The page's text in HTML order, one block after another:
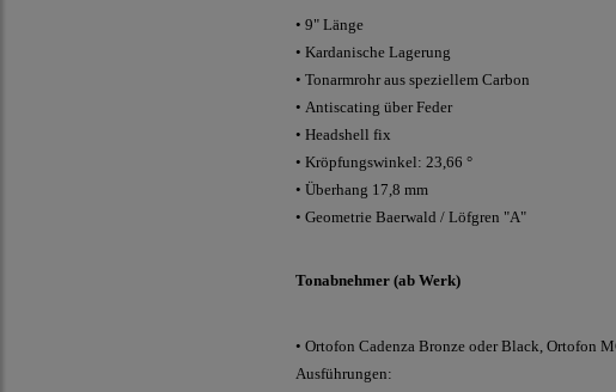
• 9" Länge
• Kardanische Lagerung
• Tonarmrohr aus speziellem Carbon
• Antiscating über Feder
• Headshell fix
• Kröpfungswinkel: 23,66 °
• Überhang 17,8 mm
• Geometrie Baerwald / Löfgren "A"
Tonabnehmer (ab Werk)
• Ortofon Cadenza Bronze oder Black, Ortofon
Ausführungen: